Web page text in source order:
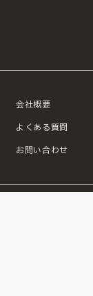
会社概要
よくある質問
お問い合わせ